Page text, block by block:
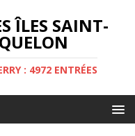
ÎLES SAINT-
: 4972 ENTRÉES